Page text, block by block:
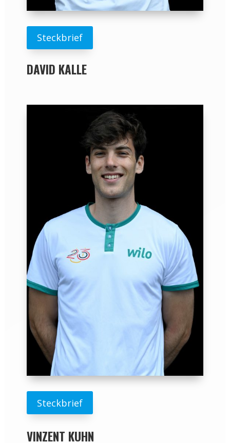
Steckbrief
DAVID KALLE
Steckbrief
VINZENT KUHN